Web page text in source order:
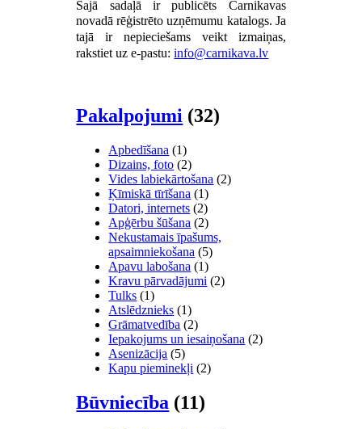
Šajā sadaļā ir publicēts Carnikavas
novadā rēģistrēto uzņēmumu katalogs. Ja
tajā ir nepieciešams veikt izmaiņas,
rakstiet uz e-pastu:
Pakalpojumi (32)
Apbedīšana (1)
Dizains, foto (2)
Vides labiekārtošana (2)
Ķīmiskā tīrīšana (1)
Datori, internets (2)
Apģērbu šūšana (2)
Nekustamais īpašums,
apsaimniekošana (5)
Apavu labošana (1)
Kravu pārvadājumi (2)
Tulks (1)
Atslēdznieks (1)
Grāmatvedība (2)
Iepakojums un iesaiņošana (2)
Asenizācija (5)
Kapu pieminekļi (2)
Būvniecība (11)